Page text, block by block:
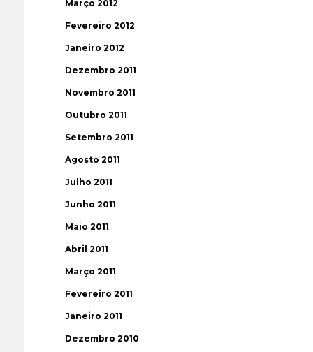
Março 2012
Fevereiro 2012
Janeiro 2012
Dezembro 2011
Novembro 2011
Outubro 2011
Setembro 2011
Agosto 2011
Julho 2011
Junho 2011
Maio 2011
Abril 2011
Março 2011
Fevereiro 2011
Janeiro 2011
Dezembro 2010